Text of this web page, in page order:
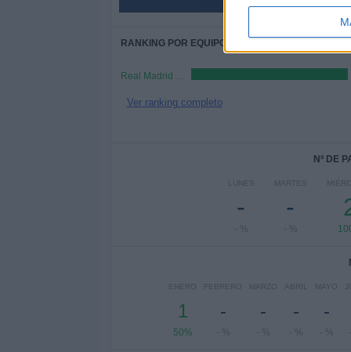
RANKING POR EQUIPOS
Real Madrid Academy
Ver ranking completo
Nº DE
LUNES
-
- %
MARTES
-
- %
ENERO
1
50%
FEBRERO
-
- %
MARZO
-
- %
ABRIL
-
- %
MAYO
-
- %